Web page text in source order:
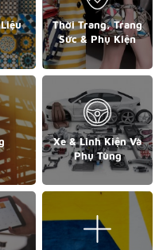
Thời Trang, Trang
Sức & Phụ Kiện
Xe & Linh Kiện Và
Phụ Tùng